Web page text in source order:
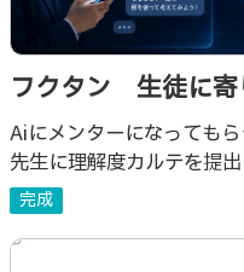
フクタン 生徒に寄
Aiにメンターになってもら
先生に理解度カルテを提出
完成